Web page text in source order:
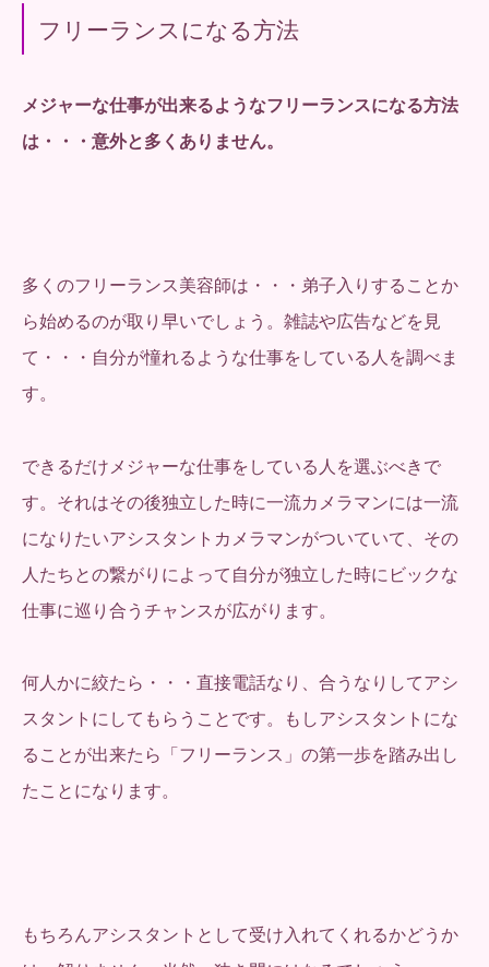
フリーランスになる方法
メジャーな仕事が出来るようなフリーランスになる方法
は・・・意外と多くありません。
多くのフリーランス美容師は・・・弟子入りすることか
ら始めるのが取り早いでしょう。雑誌や広告などを見
て・・・自分が憧れるような仕事をしている人を調べま
す。
できるだけメジャーな仕事をしている人を選ぶべきで
す。それはその後独立した時に一流カメラマンには一流
になりたいアシスタントカメラマンがついていて、その
人たちとの繋がりによって自分が独立した時にビックな
仕事に巡り合うチャンスが広がります。
何人かに絞たら・・・直接電話なり、合うなりしてアシ
スタントにしてもらうことです。もしアシスタントにな
ることが出来たら「フリーランス」の第一歩を踏み出し
たことになります。
もちろんアシスタントとして受け入れてくれるかどうか